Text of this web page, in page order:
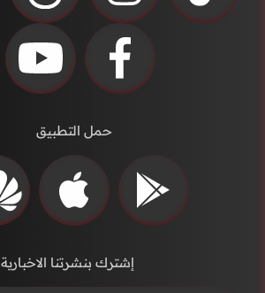
حمل التطبيق
إشترك بنشرتنا الاخبارية